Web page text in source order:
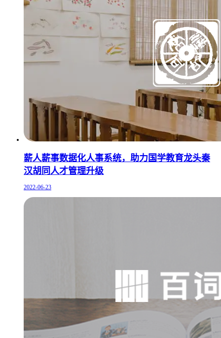
薪人薪事数据化人事系统，助力国学教育龙头秦
汉胡同人才管理升级
2022-06-23